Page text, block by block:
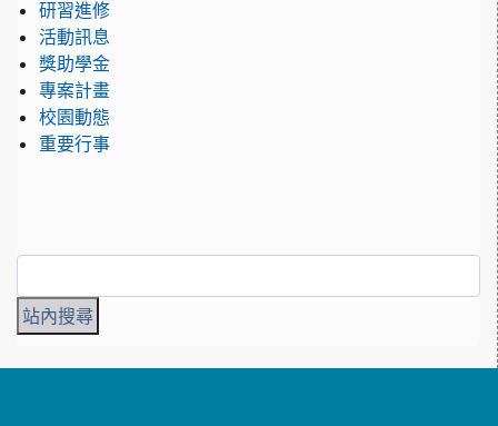
研習進修
活動訊息
獎助學金
專案計畫
校園動態
重要行事